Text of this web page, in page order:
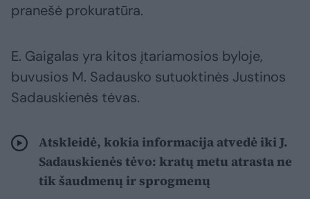
pranešė prokuratūra.
E. Gaigalas yra kitos įtariamosios byloje,
buvusios M. Sadausko sutuoktinės Justinos
Sadauskienės tėvas.
Atskleidė, kokia informacija atvedė iki J.
Sadauskienės tėvo: kratų metu atrasta ne
tik šaudmenų ir sprogmenų